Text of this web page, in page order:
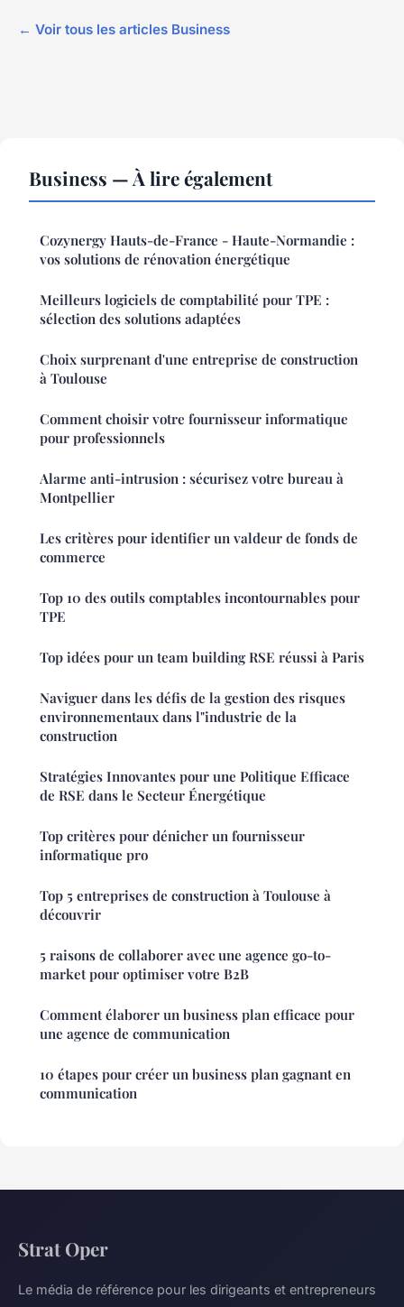
← Voir tous les articles Business
Business — À lire également
Cozynergy Hauts-de-France - Haute-Normandie :
vos solutions de rénovation énergétique
Meilleurs logiciels de comptabilité pour TPE :
sélection des solutions adaptées
Choix surprenant d'une entreprise de construction
à Toulouse
Comment choisir votre fournisseur informatique
pour professionnels
Alarme anti-intrusion : sécurisez votre bureau à
Montpellier
Les critères pour identifier un valdeur de fonds de
commerce
Top 10 des outils comptables incontournables pour
TPE
Top idées pour un team building RSE réussi à Paris
Naviguer dans les défis de la gestion des risques
environnementaux dans l"industrie de la
construction
Stratégies Innovantes pour une Politique Efficace
de RSE dans le Secteur Énergétique
Top critères pour dénicher un fournisseur
informatique pro
Top 5 entreprises de construction à Toulouse à
découvrir
5 raisons de collaborer avec une agence go-to-
market pour optimiser votre B2B
Comment élaborer un business plan efficace pour
une agence de communication
10 étapes pour créer un business plan gagnant en
communication
Strat Oper
Le média de référence pour les dirigeants et entrepreneurs